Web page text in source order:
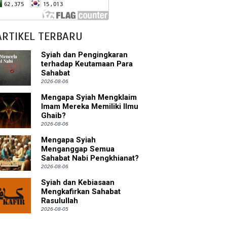
Bakar
dalam Islam
Mahdi
Wilayah Imam
Akan Muncul
Perantara kepada Allah
TERBARU
Syiah dan Pengingkaran
terhadap Keutamaan Para
Sahabat
2026-08-06
Mengapa Syiah Mengklaim
Imam Mereka Memiliki Ilmu
Ghaib?
2026-08-06
Mengapa Syiah
Menganggap Semua
Sahabat Nabi Pengkhianat?
2026-08-06
Syiah dan Kebiasaan
Mengkafirkan Sahabat
Rasulullah
2026-08-05